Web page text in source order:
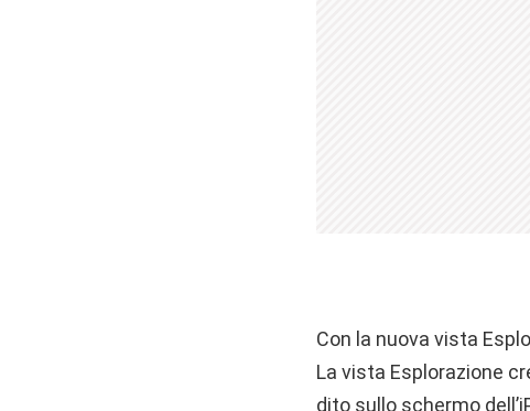
Con la nuova vista
La vista Esplorazione
dito sullo schermo